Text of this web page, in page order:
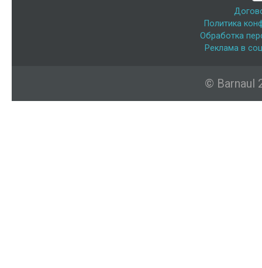
Политика
Обработка
Реклама в
© Barnaul